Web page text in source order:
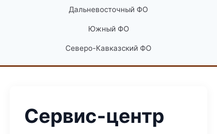
Дальневосточный ФО
Южный ФО
Северо-Кавказский ФО
Сервис-центр